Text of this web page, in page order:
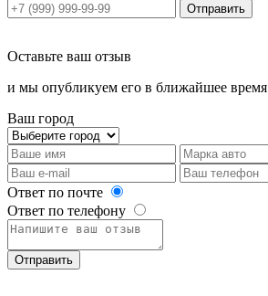
Отправить
Оставьте ваш отзыв
и мы опубликуем его в ближайшее время
Ваш город
Ответ по почте
Ответ по телефону
Отправить